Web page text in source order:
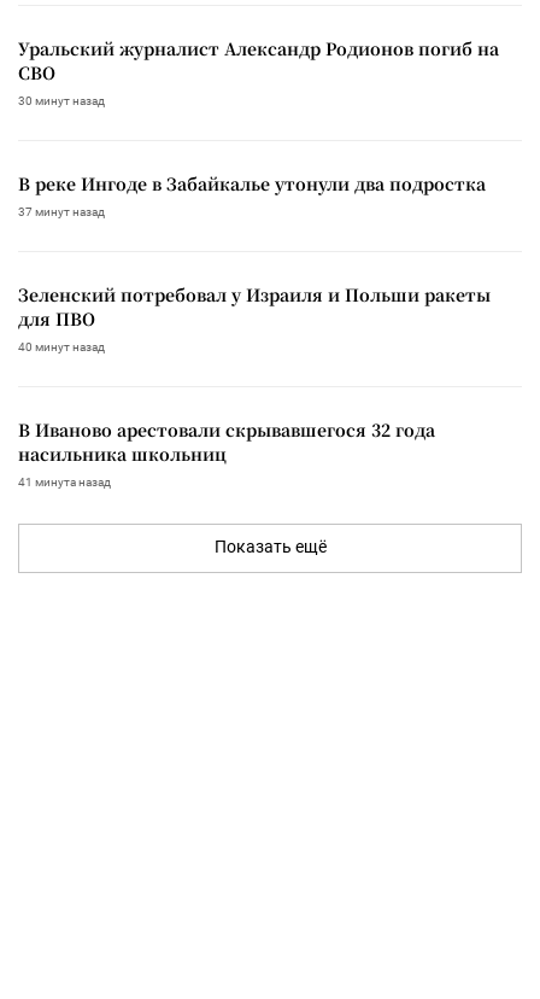
Уральский журналист Александр Родионов погиб на
СВО
30 минут назад
В реке Ингоде в Забайкалье утонули два подростка
37 минут назад
Зеленский потребовал у Израиля и Польши ракеты
для ПВО
40 минут назад
В Иваново арестовали скрывавшегося 32 года
насильника школьниц
41 минута назад
Показать ещё